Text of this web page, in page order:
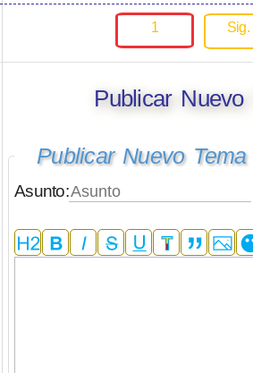
1 Sig.
Publicar Nuevo
Publicar Nuevo Tema
Asunto: